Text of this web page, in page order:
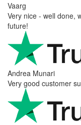
Vaarg
Very nice - well done,
future!
Andrea Munari
Very good customer